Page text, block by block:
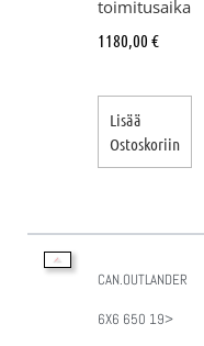
toimitusaika
1180,00 €
Lisää
Ostoskoriin
CAN.OUTLANDER
6X6 650 19>